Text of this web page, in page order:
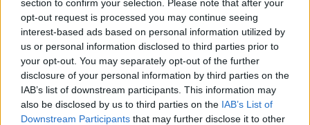
section to confirm your selection. Please note that after your
opt-out request is processed you may continue seeing
interest-based ads based on personal information utilized by
us or personal information disclosed to third parties prior to
your opt-out. You may separately opt-out of the further
disclosure of your personal information by third parties on the
IAB’s list of downstream participants. This information may
also be disclosed by us to third parties on the IAB’s List of
Downstream Participants that may further disclose it to other
sempre un volto, un’emozione, una storia. Non
volevamo solo uno strumento utile, ma qualcosa
capace di generare entusiasmo: il benessere e l’energia
delle persone sono la vera leva di trasformazione delle
organizzazioni. Vedere cHRoco prendere forma e
diventare realtà è un passo che mi emoziona e che,
sono certo, segnerà un prima e un dopo nel modo di
intendere l’HR”.